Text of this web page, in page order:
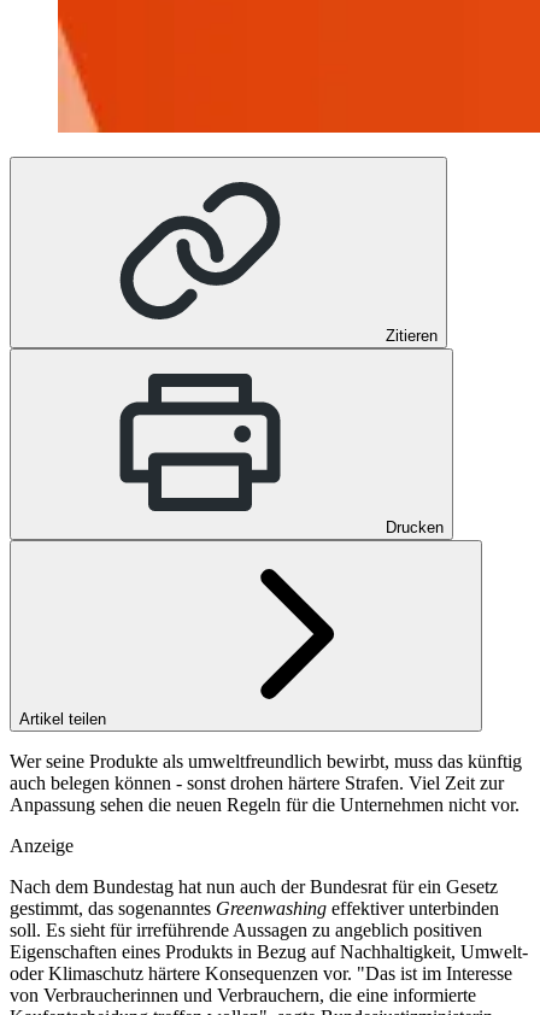
Zitieren
Drucken
Artikel teilen
Wer seine Produkte als umweltfreundlich bewirbt, muss das künftig
auch belegen können - sonst drohen härtere Strafen. Viel Zeit zur
Anpassung sehen die neuen Regeln für die Unternehmen nicht vor.
Anzeige
Nach dem Bundestag hat nun auch der Bundesrat für ein Gesetz
gestimmt, das sogenanntes Greenwashing effektiver unterbinden
soll. Es sieht für irreführende Aussagen zu angeblich positiven
Eigenschaften eines Produkts in Bezug auf Nachhaltigkeit, Umwelt-
oder Klimaschutz härtere Konsequenzen vor. "Das ist im Interesse
von Verbraucherinnen und Verbrauchern, die eine informierte